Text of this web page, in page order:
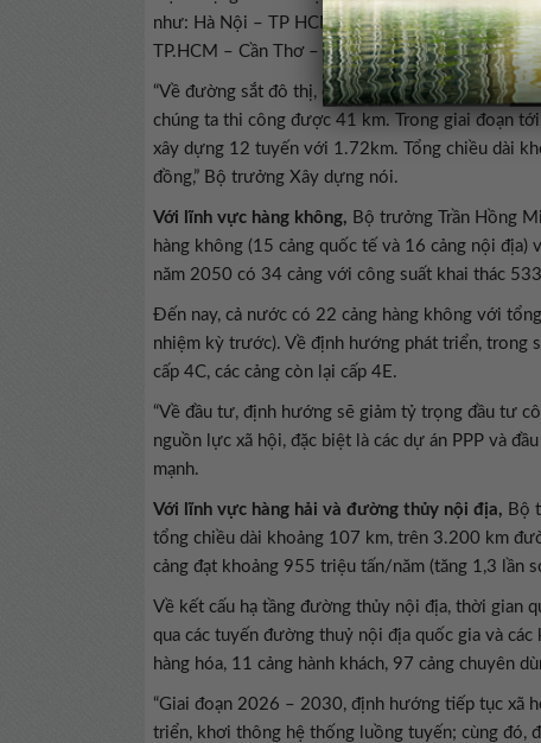
như: Hà Nội – TP HCM, Lào Cai – Hà Nội – Hải
TP.HCM – Cần Thơ – Cà Mau…
“Về đường sắt đô thị, đến nay cả nước hoàn
chúng ta thi công được 41 km. Trong giai đoạn
xây dựng 12 tuyến với 1.72km. Tổng chiều dài
đồng,” Bộ trưởng Xây dựng nói.
Với lĩnh vực hàng không, Bộ trưởng Trần Hồng
hàng không (15 cảng quốc tế và 16 cảng nội
năm 2050 có 34 cảng với công suất khai thác
Đến nay, cả nước có 22 cảng hàng không với
nhiệm kỳ trước). Về định hướng phát triển, trong
cấp 4C, các cảng còn lại cấp 4E.
“Về đầu tư, định hướng sẽ giảm tỷ trọng đầu tư
nguồn lực xã hội, đặc biệt là các dự án PPP và
mạnh.
Với lĩnh vực hàng hải và đường thủy nội địa, Bộ
tổng chiều dài khoảng 107 km, trên 3.200 km
cảng đạt khoảng 955 triệu tấn/năm (tăng 1,3 lần
Về kết cấu hạ tầng đường thủy nội địa, thời gian
qua các tuyến đường thuỷ nội địa quốc gia và
hàng hóa, 11 cảng hành khách, 97 cảng chuyên
“Giai đoạn 2026 – 2030, định hướng tiếp tục xã
triển, khơi thông hệ thống luồng tuyến; cùng đó,